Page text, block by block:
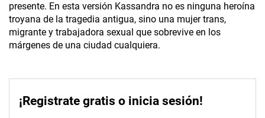
presente. En esta versión Kassandra no es ninguna heroína
troyana de la tragedia antigua, sino una mujer trans,
migrante y trabajadora sexual que sobrevive en los
márgenes de una ciudad cualquiera.
¡Registrate gratis o inicia sesión!